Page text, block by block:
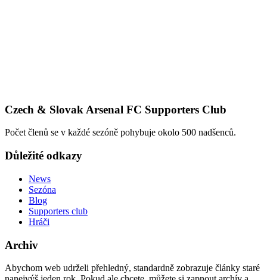
Czech & Slovak Arsenal FC Supporters Club
Počet členů se v každé sezóně pohybuje okolo 500 nadšenců.
Důležité odkazy
News
Sezóna
Blog
Supporters club
Hráči
Archiv
Abychom web udrželi přehledný, standardně zobrazuje články staré